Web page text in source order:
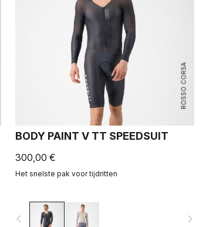
ROSSO CORSA
BODY PAINT V TT SPEEDSUIT
300,00 €
Het snelste pak voor tijdritten
navigate_before navigate_next